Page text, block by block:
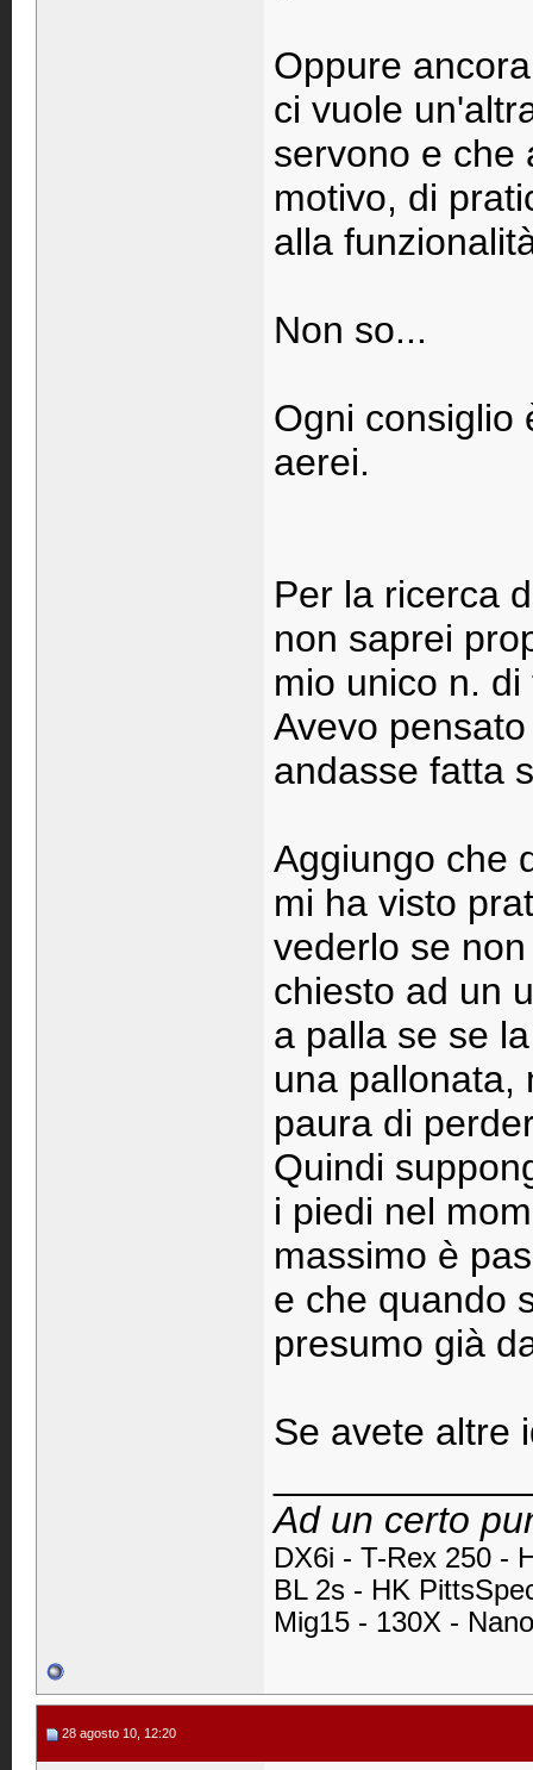
Oppure
ci vuole
servono e che
motivo, di
alla
Non so...
Ogni consiglio
aerei.
Per la ricerca
non saprei
mio unico n.
Avevo
andasse fatta
Aggiungo che
mi ha visto
vederlo se
chiesto ad un
a palla se se
una pallonata,
paura di
Quindi
i piedi nel
massimo è
e che quando
presumo già
Se avete altre
Ad un certo
DX6i - T-Rex 250 -
BL 2s - HK
Mig15 - 130X -
28 agosto 10, 12:20